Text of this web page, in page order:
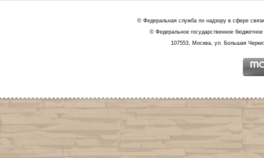
© Федеральная служба по надзору в сфере
© Федеральное государственное
107553, Москва, ул. Большая